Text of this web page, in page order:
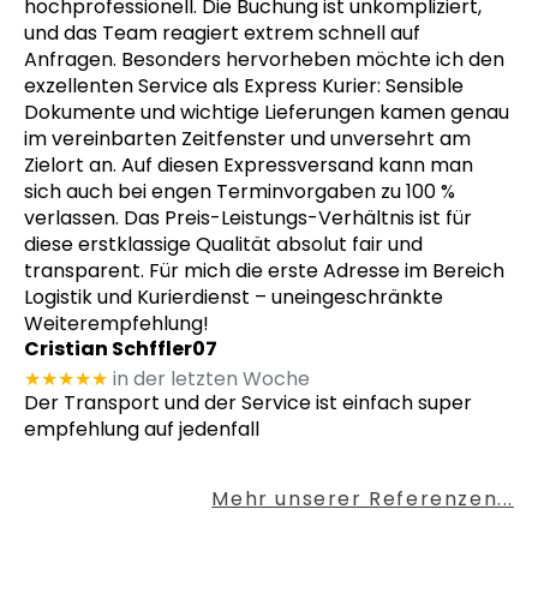
hochprofessionell. Die Buchung ist unkompliziert,
und das Team reagiert extrem schnell auf
Anfragen. Besonders hervorheben möchte ich den
exzellenten Service als Express Kurier: Sensible
Dokumente und wichtige Lieferungen kamen genau
im vereinbarten Zeitfenster und unversehrt am
Zielort an. Auf diesen Expressversand kann man
sich auch bei engen Terminvorgaben zu 100 %
verlassen. Das Preis-Leistungs-Verhältnis ist für
diese erstklassige Qualität absolut fair und
transparent. Für mich die erste Adresse im Bereich
Logistik und Kurierdienst – uneingeschränkte
Weiterempfehlung!
Cristian Schffler07
★★★★★ in der letzten Woche
Der Transport und der Service ist einfach super
empfehlung auf jedenfall
Mehr unserer Referenzen...